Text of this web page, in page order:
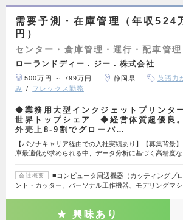
需要予測・在庫管理（年収524
円）
センター・倉庫管理・運行・配車管理
ローランドディー．ジー．株式会社
500万円 ～ 799万円 静岡県 英語力
み
フレックス勤務
◆業務用大型インクジェットプリンタ
世界トップシェア ◆経営体質超優良
外売上8-9割でグローバ…
【パソナキャリア経由での入社実績あり】【募集背景
庫最適化が求められる中、データ分析に基づく高精度な
会社概要
■コンピュータ周辺機器（カッティングプ
ント・カッター、パーソナル工作機器、モデリングマ
興味あり